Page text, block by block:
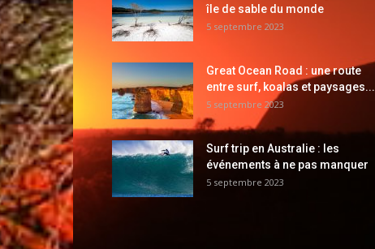
île de sable du monde
5 septembre 2023
Great Ocean Road : une route
entre surf, koalas et paysages...
5 septembre 2023
Surf trip en Australie : les
événements à ne pas manquer
5 septembre 2023